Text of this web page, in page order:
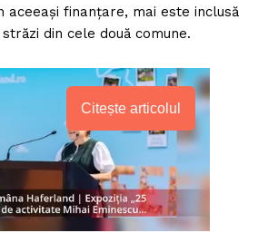
aceeași finanțare, mai este inclusă
din cele două comune.
Citește articolul